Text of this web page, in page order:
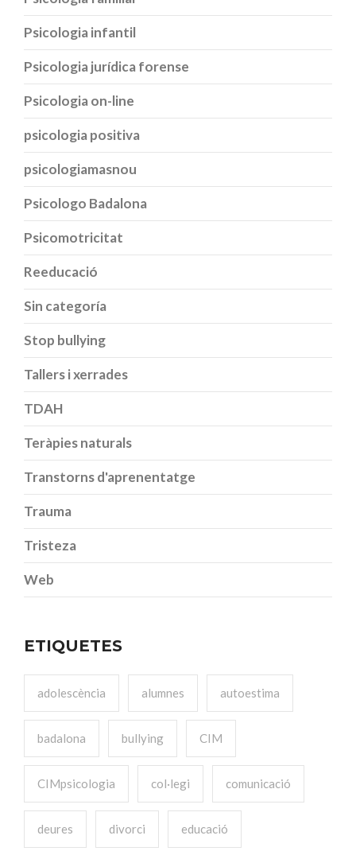
Psicologia infantil
Psicologia jurídica forense
Psicologia on-line
psicologia positiva
psicologiamasnou
Psicologo Badalona
Psicomotricitat
Reeducació
Sin categoría
Stop bullying
Tallers i xerrades
TDAH
Teràpies naturals
Transtorns d'aprenentatge
Trauma
Tristeza
Web
ETIQUETES
adolescència alumnes autoestima
badalona bullying CIM
CIMpsicologia col·legi comunicació
deures divorci educació